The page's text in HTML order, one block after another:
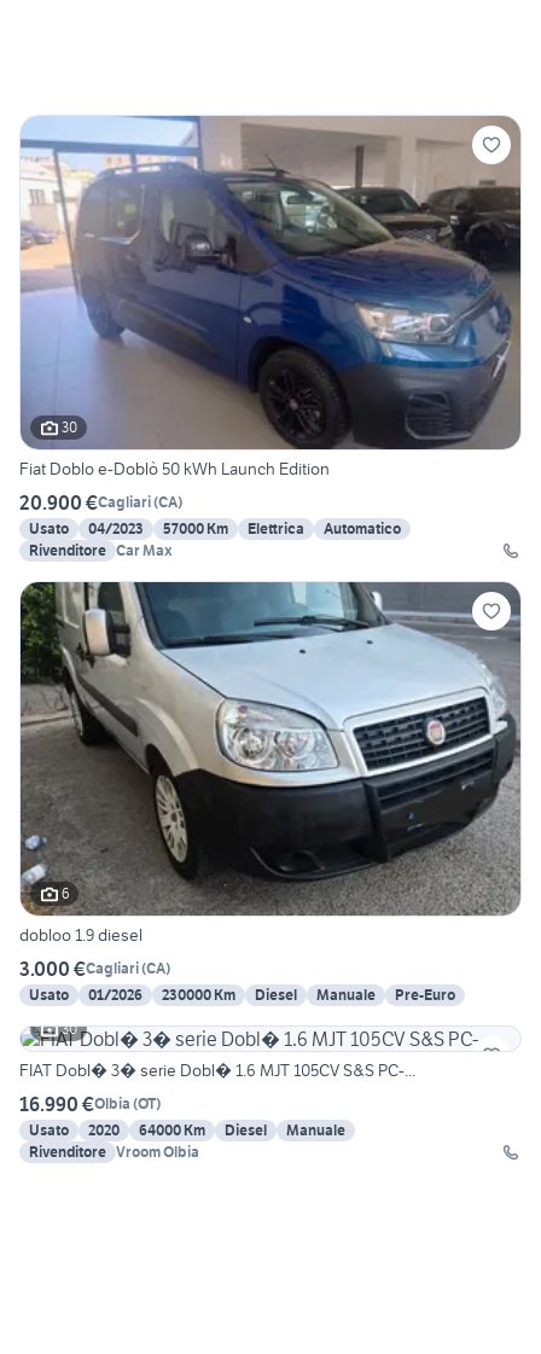
30
Fiat Doblo e-Doblò 50 kWh Launch Edition
20.900 €Cagliari(CA)
Usato
04/2023 57000 Km Elettrica
Automatico
Rivenditore Car Max
6
dobloo 1.9 diesel
3.000 €Cagliari(CA)
Usato
01/2026 230000 Km Diesel Manuale
Pre-Euro
30
FIAT Dobl� 3� serie Dobl� 1.6 MJT 105CV S&S PC-...
16.990 €Olbia (OT)
Usato
2020 64000 Km Diesel
Manuale
Rivenditore Vroom Olbia